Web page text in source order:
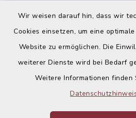
Wir weisen darauf hin, dass wir
Cookies einsetzen, um eine
Website zu ermöglichen. Die
weiterer Dienste wird bei Bedarf
Weitere Informationen finden
Kontakt